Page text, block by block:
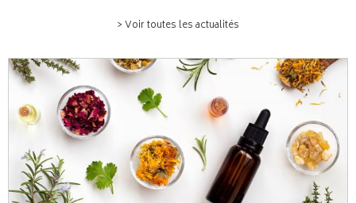
> Voir toutes les actualités